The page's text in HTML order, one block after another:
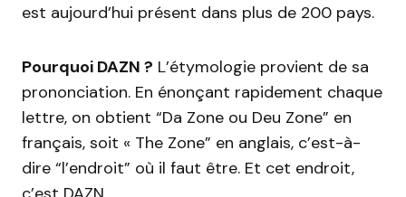
est aujourd’hui présent dans plus de 200 pays.
Pourquoi DAZN ? L’étymologie provient de sa
prononciation. En énonçant rapidement chaque
lettre, on obtient “Da Zone ou Deu Zone” en
français, soit « The Zone” en anglais, c’est-à-
dire “l’endroit” où il faut être. Et cet endroit,